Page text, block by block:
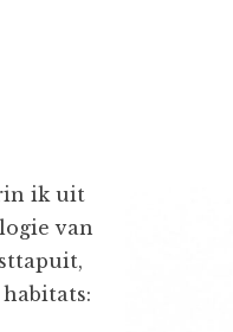
ik uit
van